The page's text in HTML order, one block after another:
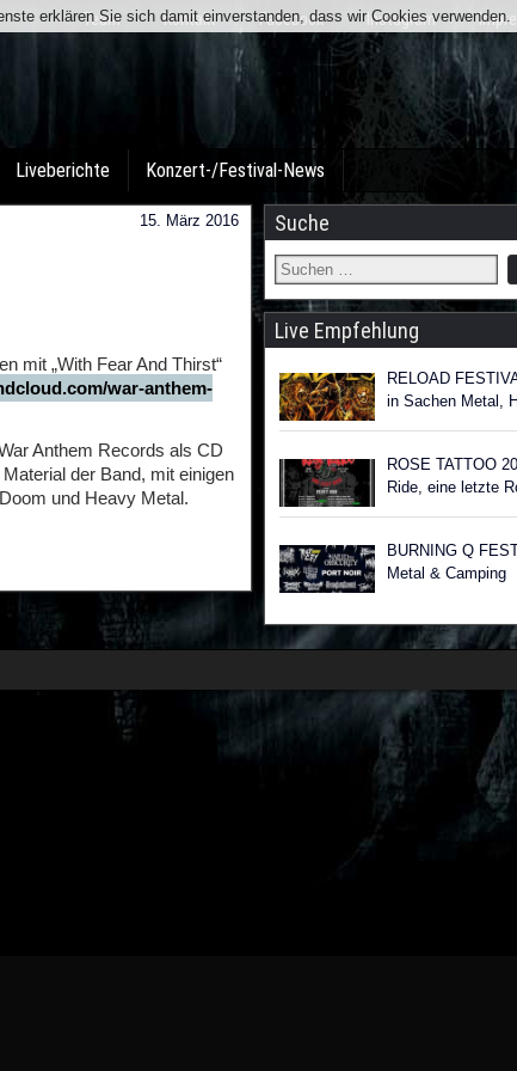
Team Kontakt Facebook Instagram
Liveberichte Konzert-/Festival-News
15. März 2016
mit „With Fear And Thirst“
war-anthem-
Anthem Records als CD
der Band, mit einigen
und Heavy Metal.
Suche
Live Empfehlung
RELOAD
in Sachen Metal,
ROSE TATTOO
Ride, eine letzte
BURNING Q
Metal & Camping
erklären Sie sich damit einverstanden, dass wir Cookies verwenden.